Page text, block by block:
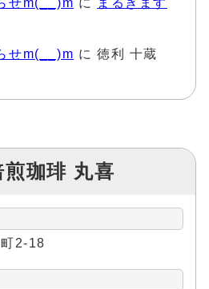
せm(__)m に
まるきます
せm(__)m に徳利 十蔵
煎珈琲 丸喜
2-18